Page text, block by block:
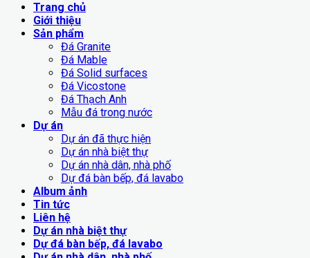
Trang chủ
Giới thiệu
Sản phẩm
Đá Granite
Đá Mable
Đá Solid surfaces
Đá Vicostone
Đá Thạch Anh
Mẫu đá trong nước
Dự án
Dự án đã thực hiện
Dự án nhà biệt thự
Dự án nhà dân, nhà phố
Dự đá bàn bếp, đá lavabo
Album ảnh
Tin tức
Liên hệ
Dự án nhà biệt thự
Dự đá bàn bếp, đá lavabo